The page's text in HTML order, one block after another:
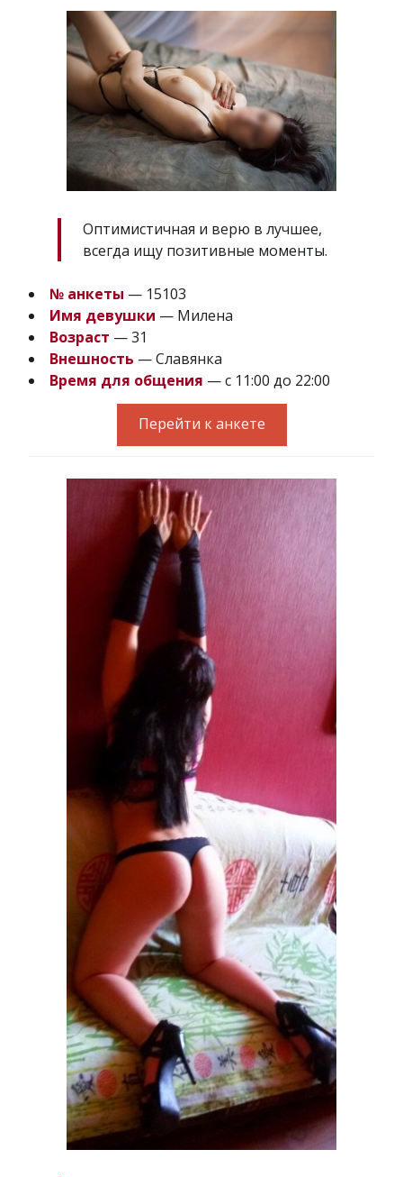
Оптимистичная и верю в лучшее,
всегда ищу позитивные моменты.
№ анкеты — 15103
Имя девушки — Милена
Возраст — 31
Внешность — Славянка
Время для общения — с 11:00 до 22:00
Перейти к анкете